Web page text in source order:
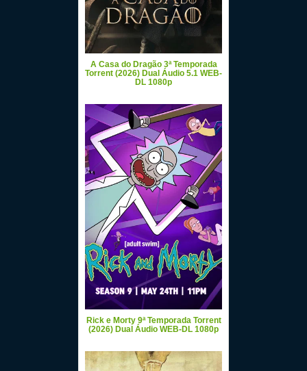
A Casa do Dragão 3ª Temporada
Torrent (2026) Dual Áudio 5.1 WEB-
DL 1080p
Rick e Morty 9ª Temporada Torrent
(2026) Dual Áudio WEB-DL 1080p